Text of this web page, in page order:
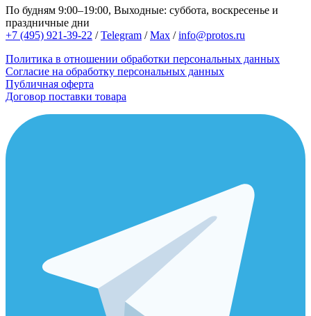
По будням 9:00–19:00, Выходные: суббота, воскресенье и
праздничные дни
+7 (495) 921-39-22 /Telegram /Max /info@protos.ru
Политика в отношении обработки персональных данных
Согласие на обработку персональных данных
Публичная оферта
Договор поставки товара